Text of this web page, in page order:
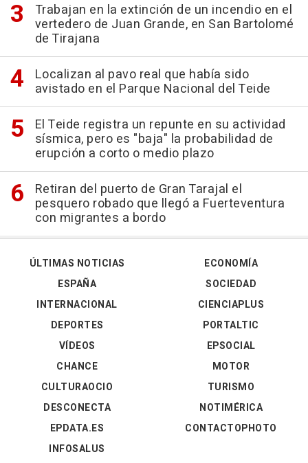
Trabajan en la extinción de un incendio en el
vertedero de Juan Grande, en San Bartolomé
de Tirajana
Localizan al pavo real que había sido
avistado en el Parque Nacional del Teide
El Teide registra un repunte en su actividad
sísmica, pero es "baja" la probabilidad de
erupción a corto o medio plazo
Retiran del puerto de Gran Tarajal el
pesquero robado que llegó a Fuerteventura
con migrantes a bordo
ÚLTIMAS NOTICIAS
ESPAÑA
INTERNACIONAL
DEPORTES
VÍDEOS
ECONOMÍA
SOCIEDAD
CIENCIAPLUS
PORTALTIC
EPSOCIAL
CHANCE
CULTURAOCIO
DESCONECTA
EPDATA.ES
INFOSALUS
MOTOR
TURISMO
NOTIMÉRICA
CONTACTOPHOTO